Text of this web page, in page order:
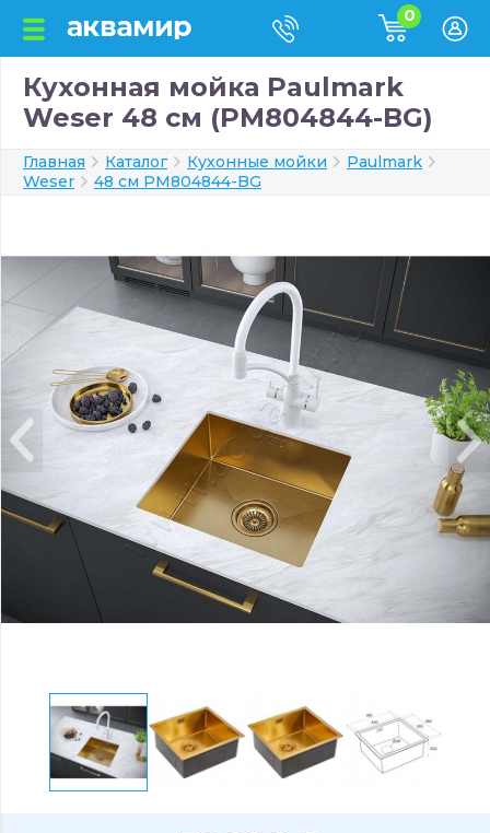
0
Кухонная мойка Paulmark
Weser 48 см (PM804844-BG)
Главная Каталог Кухонные мойки
Paulmark
Weser
48 см PM804844-BG